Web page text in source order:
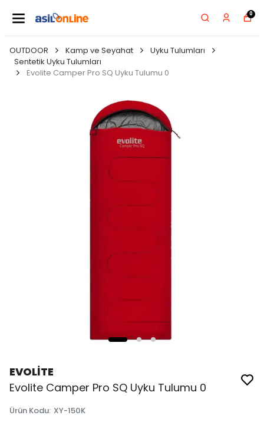
0
OUTDOOR Kamp ve Seyahat
Uyku Tulumları
Sentetik Uyku Tulumları
Evolite Camper Pro SQ Uyku Tulumu 0
EVOLİTE
Evolite Camper Pro SQ Uyku Tulumu 0
Ürün Kodu: XY-150K